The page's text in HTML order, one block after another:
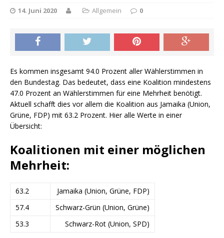
14. Juni 2020 Allgemein 0
Es kommen insgesamt 94.0 Prozent aller Wählerstimmen in
den Bundestag. Das bedeutet, dass eine Koalition mindestens
47.0 Prozent an Wählerstimmen für eine Mehrheit benötigt.
Aktuell schafft dies vor allem die Koalition aus Jamaika (Union,
Grüne, FDP) mit 63.2 Prozent. Hier alle Werte in einer
Übersicht:
Koalitionen mit einer möglichen
Mehrheit:
63.2
Jamaika (Union, Grüne, FDP)
57.4
Schwarz-Grün (Union, Grüne)
53.3
Schwarz-Rot (Union, SPD)